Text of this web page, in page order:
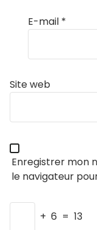
E-mail *
Site web
Enregistrer mon
le navigateur
+ 6 = 13